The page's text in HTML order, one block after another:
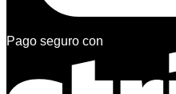
Pago seguro con